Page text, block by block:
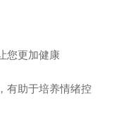
您更加健康
有助于培养情绪控